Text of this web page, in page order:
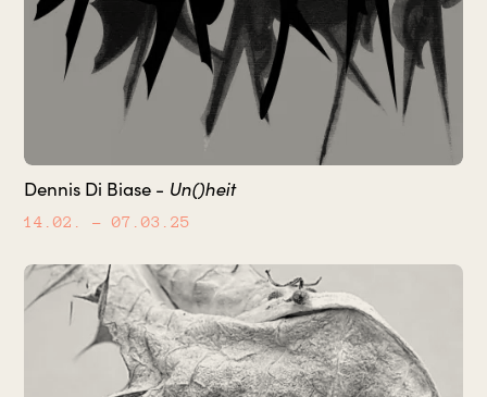
Dennis Di Biase - Un()heit
14.02. – 07.03.25